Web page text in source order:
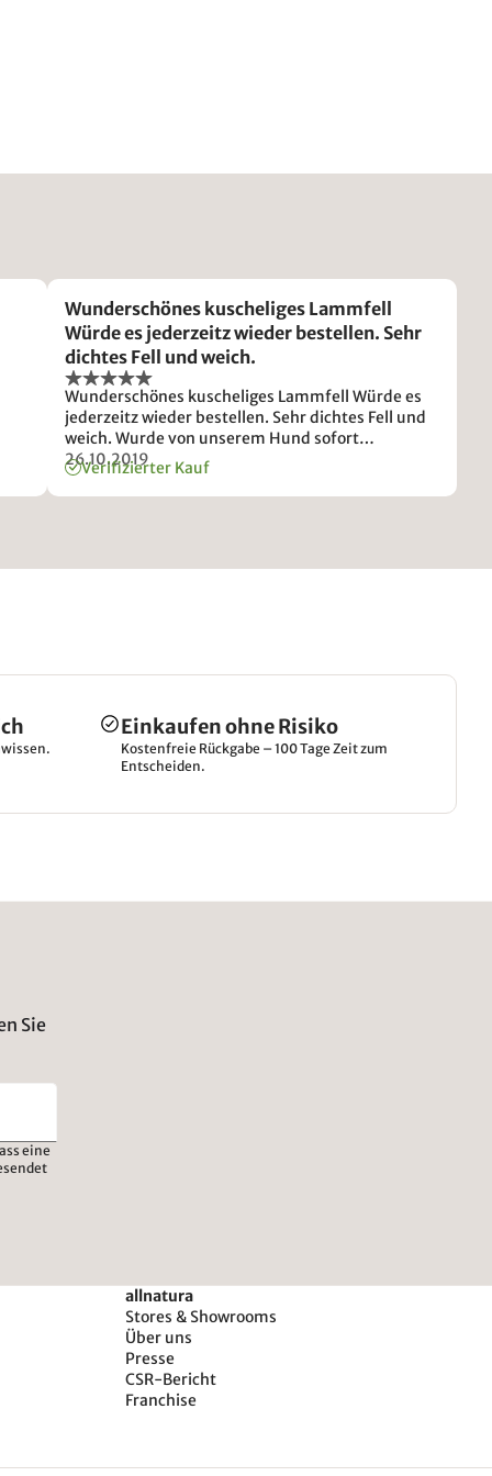
Wunderschönes kuscheliges Lammfell
Würde es jederzeitz wieder bestellen. Sehr
dichtes Fell und weich.
Wunderschönes kuscheliges Lammfell Würde es
jederzeitz wieder bestellen. Sehr dichtes Fell und
weich. Wurde von unserem Hund sofort
angenommen Alles Bestens
26.10.2019
Verifizierter Kauf
Einkaufen ohne Risiko
Kostenfreie Rückgabe – 100 Tage Zeit zum
Entscheiden.
Sie
eine
allnatura
Stores & Showrooms
Über uns
Presse
CSR-Bericht
Franchise